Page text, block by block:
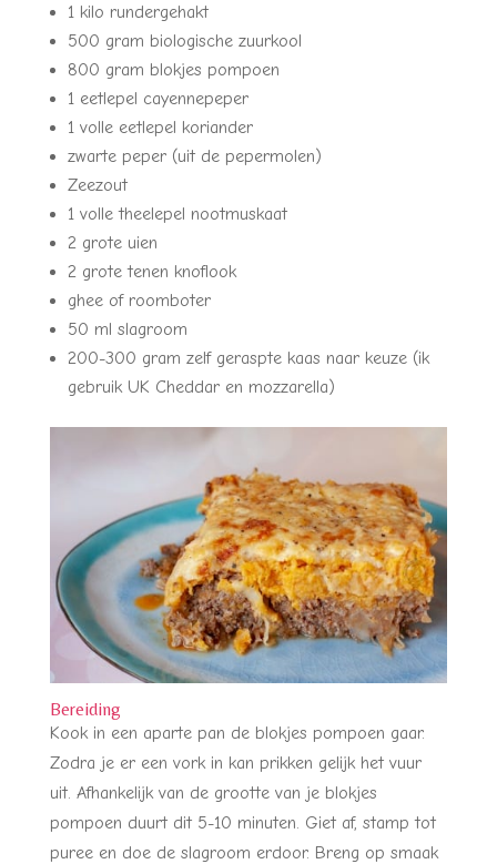
1 kilo rundergehakt
500 gram biologische zuurkool
800 gram blokjes pompoen
1 eetlepel cayennepeper
1 volle eetlepel koriander
zwarte peper (uit de pepermolen)
Zeezout
1 volle theelepel nootmuskaat
2 grote uien
2 grote tenen knoflook
ghee of roomboter
50 ml slagroom
200-300 gram zelf geraspte kaas naar keuze (ik
gebruik UK Cheddar en mozzarella)
Bereiding
Kook in een aparte pan de blokjes pompoen gaar.
Zodra je er een vork in kan prikken gelijk het vuur
uit. Afhankelijk van de grootte van je blokjes
pompoen duurt dit 5-10 minuten. Giet af, stamp tot
puree en doe de slagroom erdoor. Breng op smaak